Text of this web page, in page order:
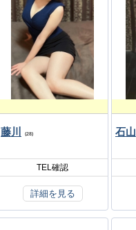
藤川 (28)
TEL確認
詳細を見る
石山